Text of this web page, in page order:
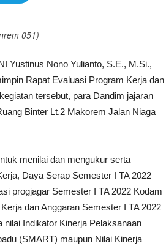
051)
Yustinus Nono Yulianto, S.E., M.Si.,
Rapat Evaluasi Program Kerja dan
tersebut, para Dandim jajaran
Binter Lt.2 Makorem Jalan Niaga
menilai dan mengukur serta
Daya Serap Semester I TA 2022
progjagar Semester I TA 2022 Kodam
dan Anggaran Semester I TA 2022
Indikator Kinerja Pelaksanaan
(SMART) maupun Nilai Kinerja